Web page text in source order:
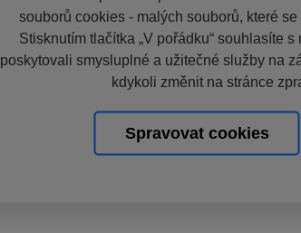
souborů cookies - malých souborů, které
Stisknutím tlačítka „V pořádku“ souhlasíte
poskytovali smysluplné a užitečné služby na
kdykoli změnit na stránce
Spravovat cookies